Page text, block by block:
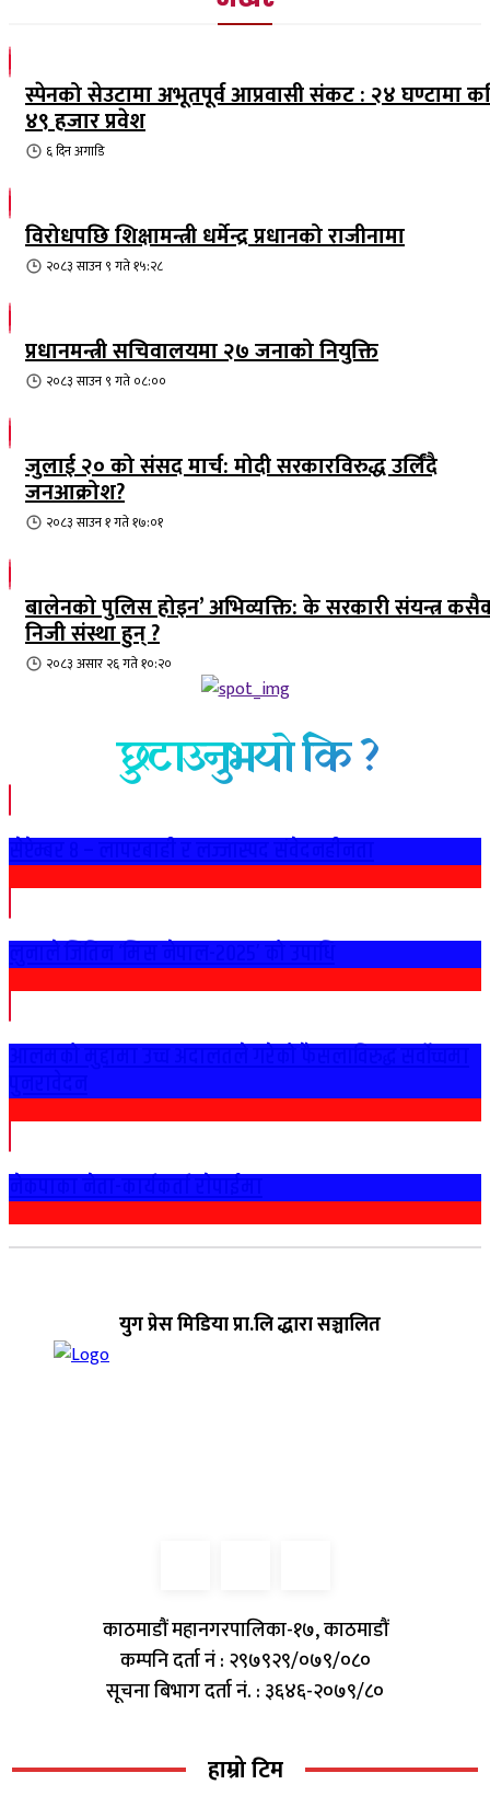
स्पेनको सेउटामा अभूतपूर्व आप्रवासी संकट : २४ घण्टामा
४९ हजार प्रवेश
६ दिनअगाडि
विरोधपछि शिक्षामन्त्री धर्मेन्द्र प्रधानको राजीनामा
२०८३ साउन ९ गते १५:२८
प्रधानमन्त्री सचिवालयमा २७ जनाको नियुक्ति
२०८३ साउन ९ गते ०८:००
जुलाई २० को संसद मार्च: मोदी सरकारविरुद्ध उर्लिंदै
जनआक्रोश?
२०८३ साउन १ गते १७:०१
बालेनको पुलिस होइन’ अभिव्यक्ति: के सरकारी संयन्त्र
निजी संस्था हुन् ?
२०८३ असार २६ गते १०:२०
छुटाउनुभयो कि ?
युग प्रेस मिडिया प्रा.लि द्धारा सञ्चालित
काठमाडौं महानगरपालिका-१७, काठमाडौं
कम्पनि दर्ता नं : २९७९२९/०७९/०८०
सूचना बिभाग दर्ता नं. : ३६४६-२०७९/८०
हाम्रो टिम